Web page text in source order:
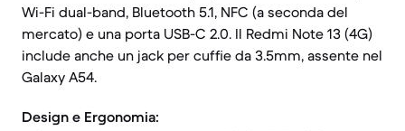
Wi-Fi dual-band, Bluetooth 5.1, NFC (a seconda del
mercato) e una porta USB-C 2.0. Il Redmi Note 13 (4G)
include anche un jack per cuffie da 3.5mm, assente nel
Galaxy A54.
Design e Ergonomia: